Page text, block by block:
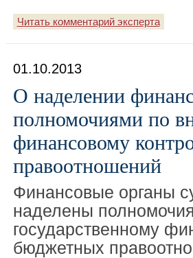
Читать комментарий эксперта
01.10.2013
О наделении
полномочиями по
финансовому
правоотношений
Финансовые органы
наделены
государственному
бюджетных